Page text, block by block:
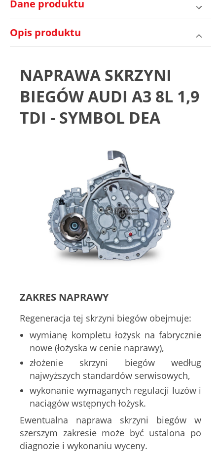
Dane produktu
Opis produktu
NAPRAWA SKRZYNI
BIEGÓW AUDI A3 8L 1,9
TDI - SYMBOL DEA
ZAKRES NAPRAWY
Regeneracja tej skrzyni biegów obejmuje:
wymianę kompletu łożysk na fabrycznie
nowe (łożyska w cenie naprawy),
złożenie skrzyni biegów według
najwyższych standardów serwisowych,
wykonanie wymaganych regulacji luzów i
naciągów wstępnych łożysk.
Ewentualna naprawa skrzyni biegów w
szerszym zakresie może być ustalona po
diagnozie i wykonaniu wyceny.